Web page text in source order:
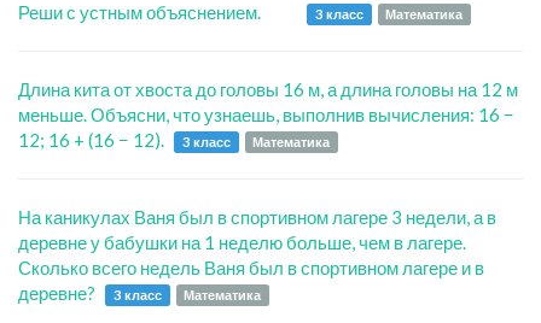
Реши с устным объяснением. 3 класс Математика
Длина кита от хвоста до головы 16 м, а длина головы на 12 м
меньше. Объясни, что узнаешь, выполнив вычисления: 16 −
12; 16 + (16 − 12).
3 класс Математика
На каникулах Ваня был в спортивном лагере 3 недели, а в
деревне у бабушки на 1 неделю больше, чем в лагере.
Сколько всего недель Ваня был в спортивном лагере и в
деревне?
3 класс Математика